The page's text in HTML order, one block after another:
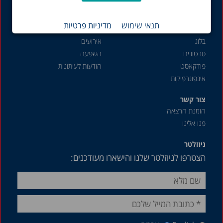
תנאי שימוש מדיניות פרטיות
בלוג
סרטונים
פודקאסט
אינפוגרפיקות
פעילות והשפעה
אירועים
השפעה
הודעות לעיתונות
צור קשר
הזמנת הרצאה
פנו אלינו
ניוזלטר
הצטרפו לניוזלטר שלנו והישארו מעודכנים: